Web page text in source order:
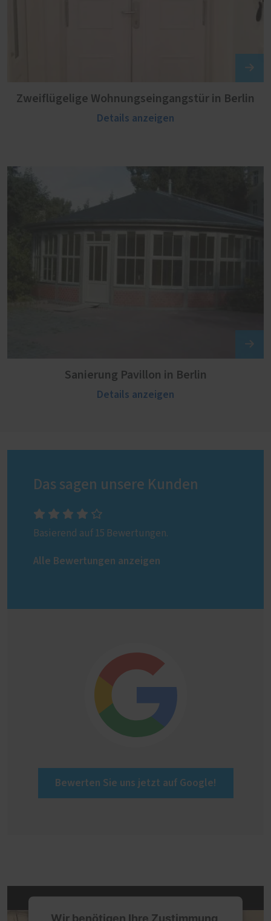
Zweiflügelige Wohnungseingangstür in Berlin
Details anzeigen
Sanierung Pavillon in Berlin
Details anzeigen
Das sagen unsere Kunden
Basierend auf 15 Bewertungen.
Alle Bewertungen anzeigen
Bewerten Sie uns jetzt auf Google!
Wir benötigen Ihre Zustimmung,